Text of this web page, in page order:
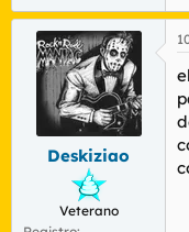
Deskiziao
Veterano